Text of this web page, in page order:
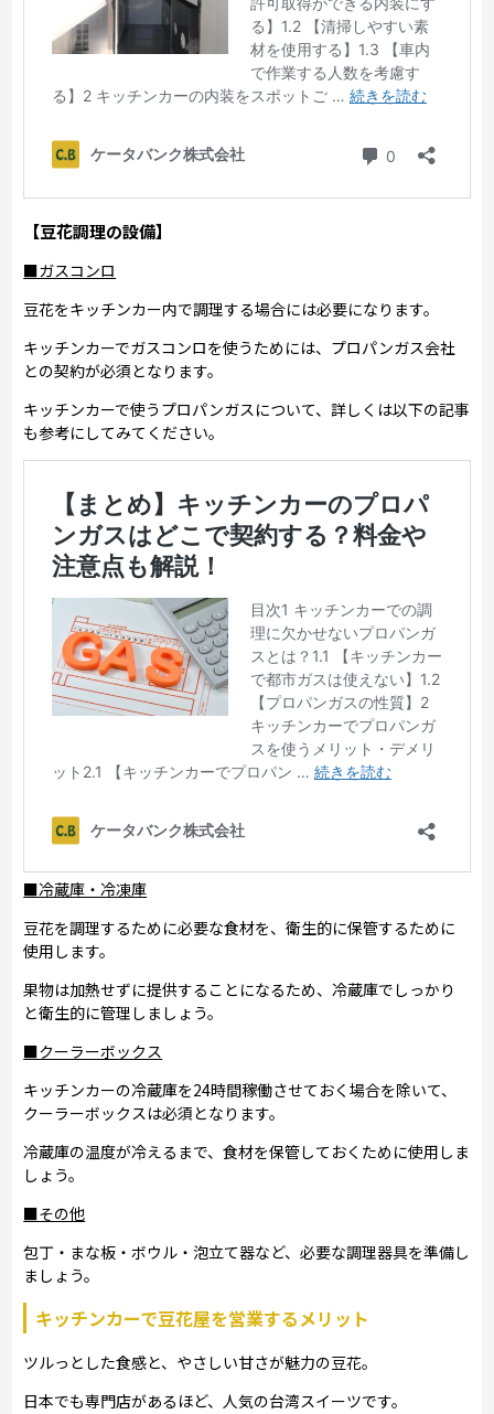
【豆花調理の設備】
■ガスコンロ
豆花をキッチンカー内で調理する場合には必要になります。
キッチンカーでガスコンロを使うためには、プロパンガス会社
との契約が必須となります。
キッチンカーで使うプロパンガスについて、詳しくは以下の記事
も参考にしてみてください。
■冷蔵庫・冷凍庫
豆花を調理するために必要な食材を、衛生的に保管するために
使用します。
果物は加熱せずに提供することになるため、冷蔵庫でしっかり
と衛生的に管理しましょう。
■クーラーボックス
キッチンカーの冷蔵庫を24時間稼働させておく場合を除いて、
クーラーボックスは必須となります。
冷蔵庫の温度が冷えるまで、食材を保管しておくために使用しま
しょう。
■その他
包丁・まな板・ボウル・泡立て器など、必要な調理器具を準備し
ましょう。
キッチンカーで豆花屋を営業するメリット
ツルっとした食感と、やさしい甘さが魅力の豆花。
日本でも専門店があるほど、人気の台湾スイーツです。